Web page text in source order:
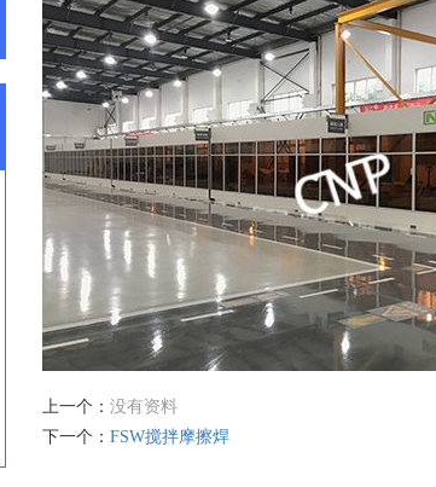
上一个： 没有资料
下一个： FSW搅拌摩擦焊